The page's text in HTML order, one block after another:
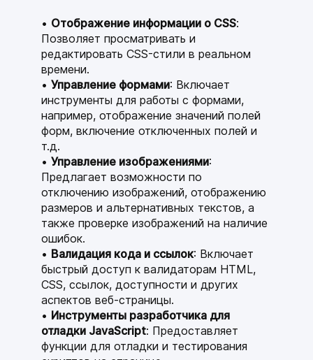
Отображение информации о CSS:
Позволяет просматривать и
редактировать CSS-стили в реальном
времени.
Управление формами: Включает
инструменты для работы с формами,
например, отображение значений полей
форм, включение отключенных полей и
т.д.
Управление изображениями:
Предлагает возможности по
отключению изображений, отображению
размеров и альтернативных текстов, а
также проверке изображений на наличие
ошибок.
Валидация кода и ссылок: Включает
быстрый доступ к валидаторам HTML,
CSS, ссылок, доступности и других
аспектов веб-страницы.
Инструменты разработчика для
отладки JavaScript: Предоставляет
функции для отладки и тестирования